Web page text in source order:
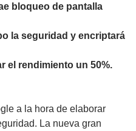
bloqueo de pantalla
la seguridad y encriptará
el rendimiento un 50%.
a la hora de elaborar
La nueva gran